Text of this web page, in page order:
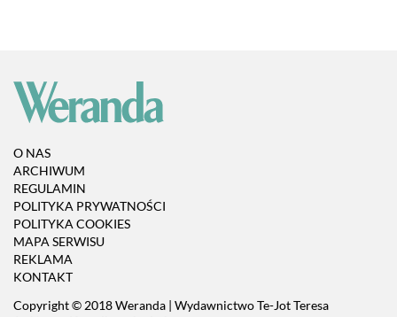
O NAS
ARCHIWUM
REGULAMIN
POLITYKA PRYWATNOŚCI
POLITYKA COOKIES
MAPA SERWISU
REKLAMA
KONTAKT
Copyright © 2018 Weranda | Wydawnictwo Te-Jot Teresa